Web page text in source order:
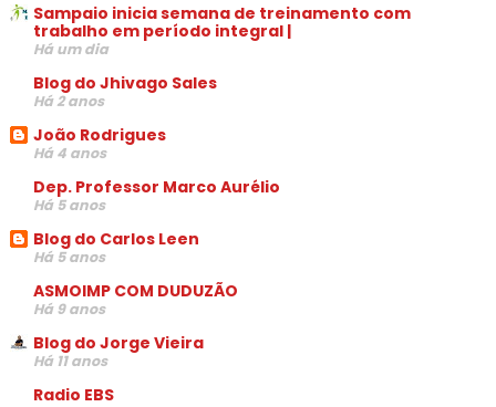
Sampaio inicia semana de treinamento com
trabalho em período integral |
Há um dia
Blog do Jhivago Sales
Há 2 anos
João Rodrigues
Há 4 anos
Dep. Professor Marco Aurélio
Há 5 anos
Blog do Carlos Leen
Há 5 anos
ASMOIMP COM DUDUZÃO
Há 9 anos
Blog do Jorge Vieira
Há 11 anos
Radio EBS